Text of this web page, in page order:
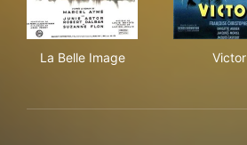
La Belle Image Victor